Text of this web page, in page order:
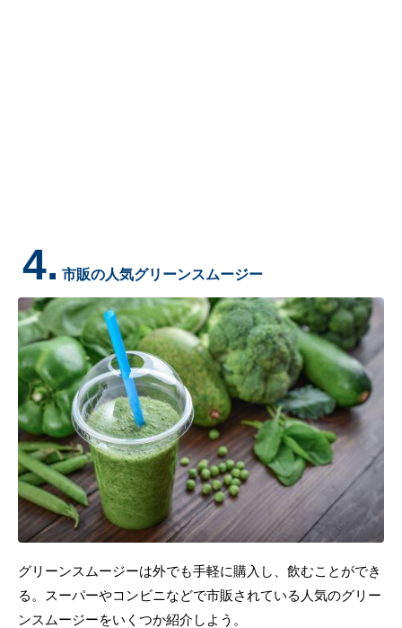
4. 市販の人気グリーンスムージー
グリーンスムージーは外でも手軽に購入し、飲むことができ
る。スーパーやコンビニなどで市販されている人気のグリー
ンスムージーをいくつか紹介しよう。